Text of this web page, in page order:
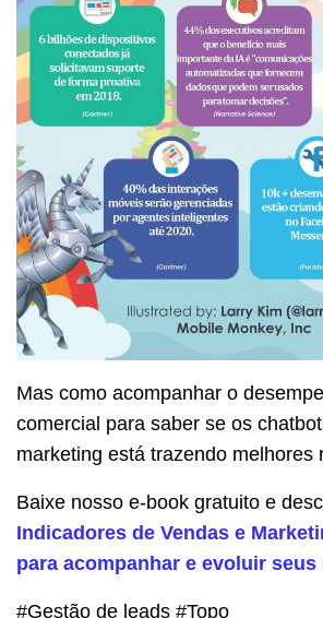
Mas como acompanhar o
comercial para saber se os
marketing está trazendo melhores
Baixe nosso e-book gratuito e
Indicadores de Vendas e
para acompanhar e evoluir
#Gestão de leads #Topo